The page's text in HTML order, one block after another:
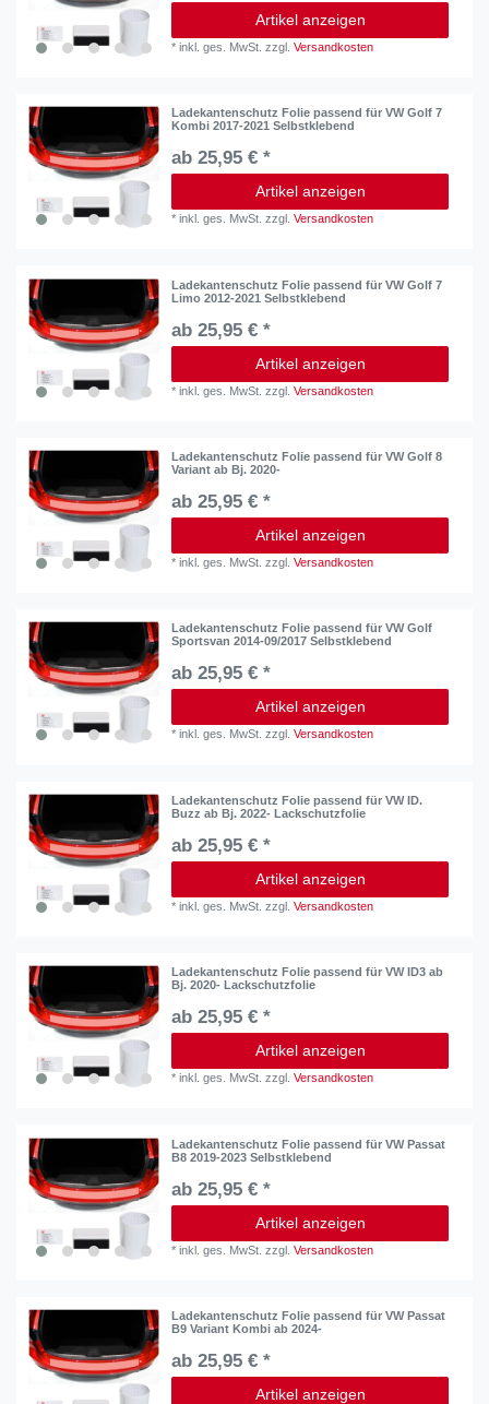
Artikel anzeigen
*inkl. ges. MwSt. zzgl.Versandkosten
Ladekantenschutz Folie passend für VW Golf 7
Kombi 2017-2021 Selbstklebend
ab 25,95 € *
Artikel anzeigen
*inkl. ges. MwSt. zzgl.Versandkosten
Ladekantenschutz Folie passend für VW Golf 7
Limo 2012-2021 Selbstklebend
ab 25,95 € *
Artikel anzeigen
*inkl. ges. MwSt. zzgl.Versandkosten
Ladekantenschutz Folie passend für VW Golf 8
Variant ab Bj. 2020-
ab 25,95 € *
Artikel anzeigen
*inkl. ges. MwSt. zzgl.Versandkosten
Ladekantenschutz Folie passend für VW Golf
Sportsvan 2014-09/2017 Selbstklebend
ab 25,95 € *
Artikel anzeigen
*inkl. ges. MwSt. zzgl.Versandkosten
Ladekantenschutz Folie passend für VW ID.
Buzz ab Bj. 2022- Lackschutzfolie
ab 25,95 € *
Artikel anzeigen
*inkl. ges. MwSt. zzgl.Versandkosten
Ladekantenschutz Folie passend für VW ID3 ab
Bj. 2020- Lackschutzfolie
ab 25,95 € *
Artikel anzeigen
*inkl. ges. MwSt. zzgl.Versandkosten
Ladekantenschutz Folie passend für VW Passat
B8 2019-2023 Selbstklebend
ab 25,95 € *
Artikel anzeigen
*inkl. ges. MwSt. zzgl.Versandkosten
Ladekantenschutz Folie passend für VW Passat
B9 Variant Kombi ab 2024-
ab 25,95 € *
Artikel anzeigen